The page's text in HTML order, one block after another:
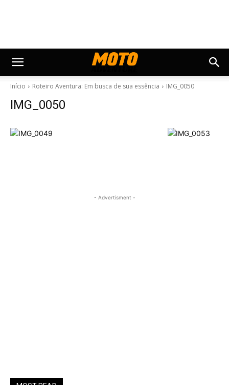
Início Roteiro Aventura: Em busca de sua essência IMG_0050
IMG_0050
- Advertisment -